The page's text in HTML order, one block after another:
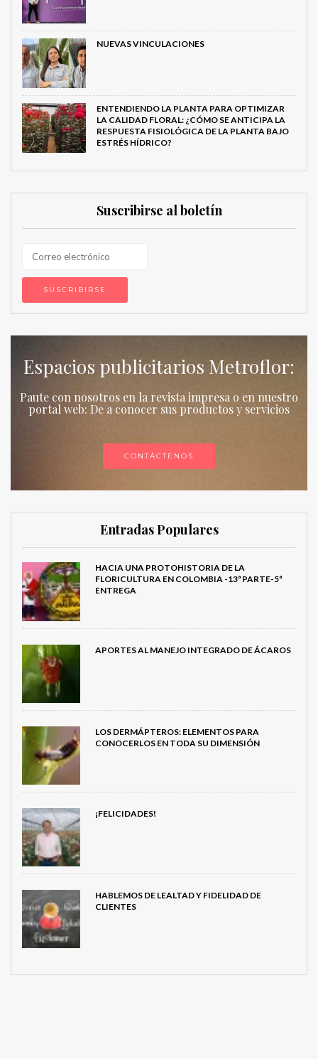
NUEVAS VINCULACIONES
ENTENDIENDO LA PLANTA PARA OPTIMIZAR
LA CALIDAD FLORAL: ¿CÓMO SE ANTICIPA LA
RESPUESTA FISIOLÓGICA DE LA PLANTA BAJO
ESTRÉS HÍDRICO?
Suscribirse al boletín
Espacios publicitarios Metroflor:
Paute con nosotros en la revista impresa o en nuestro
portal web: De a conocer sus productos y servicios
CONTÁCTENOS
Entradas Populares
HACIA UNA PROTOHISTORIA DE LA
FLORICULTURA EN COLOMBIA -13ª PARTE-5ª
ENTREGA
APORTES AL MANEJO INTEGRADO DE ÁCAROS
LOS DERMÁPTEROS: ELEMENTOS PARA
CONOCERLOS EN TODA SU DIMENSIÓN
¡FELICIDADES!
HABLEMOS DE LEALTAD Y FIDELIDAD DE
CLIENTES